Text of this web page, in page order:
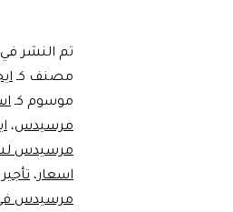
تم النشر في
مصنف كـ
موسوم كـ
مرسيدس،
مرسيدس
اسعار،
مرسيدس في